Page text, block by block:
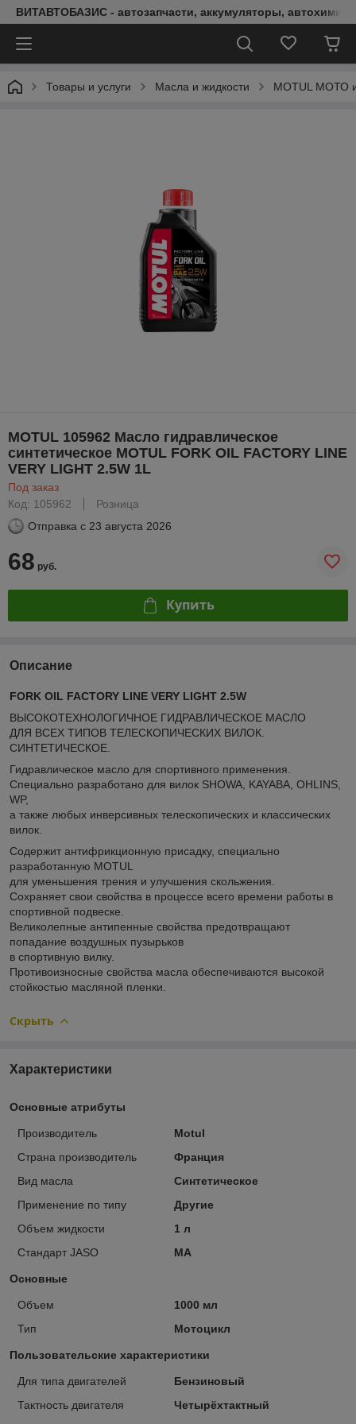
ВИТАВТОБАЗИС - автозапчасти, аккумуляторы, автохимия,
Товары и услуги Масла и жидкости MOTUL МОТО
MOTUL 105962 Масло гидравлическое
синтетическое MOTUL FORK OIL FACTORY LINE
VERY LIGHT 2.5W 1L
Под заказ
Код: 105962
Розница
Отправка с 23 августа 2026
68 руб.
Купить
Описание
FORK OIL FACTORY LINE VERY LIGHT 2.5W
ВЫСОКОТЕХНОЛОГИЧНОЕ ГИДРАВЛИЧЕСКОЕ МАСЛО
ДЛЯ ВСЕХ ТИПОВ ТЕЛЕСКОПИЧЕСКИХ ВИЛОК.
СИНТЕТИЧЕСКОЕ.
Гидравлическое масло для спортивного применения.
Cпециально разработано для вилок SHOWA, KAYABA, OHLINS,
WP,
а также любых инверсивных телескопических и классических
вилок.
Содержит антифрикционную присадку, специально
разработанную MOTUL
для уменьшения трения и улучшения скольжения.
Сохраняет свои свойства в процессе всего времени работы в
спортивной подвеске.
Великолепные антипенные свойства предотвращают
попадание воздушных пузырьков
в спортивную вилку.
Противоизносные свойства масла обеспечиваются высокой
стойкостью масляной пленки.
Скрыть
Характеристики
Основные атрибуты
Производитель
Motul
Страна производитель
Франция
Вид масла
Синтетическое
Применение по типу
Другие
Объем жидкости
1 л
Стандарт JASO
MA
Основные
Объем
1000 мл
Тип
Мотоцикл
Пользовательские характеристики
Для типа двигателей
Бензиновый
Тактность двигателя
Четырёхтактный